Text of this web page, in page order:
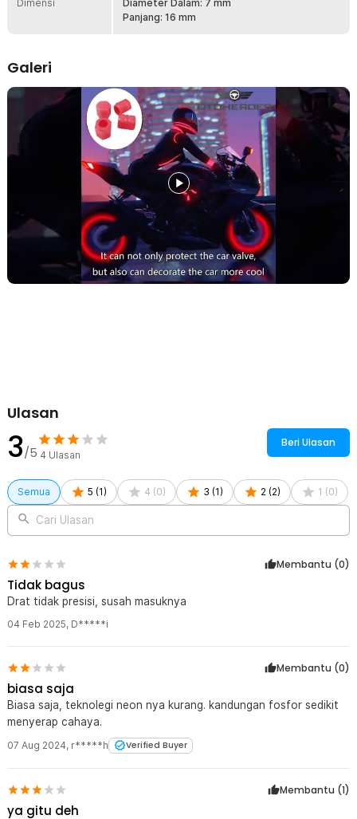
tekanan angin dan mencegah masuknya kotoran ke dalam ban.
Pancaran Cahaya Neon
Saat ada cahaya, tutup pentil ban ini akan menyerap cahaya
tersebut dan memancarkannya kembali. Cahaya neon akan tampak
semakin keren saat roda kendaraan berputar, terutama di malam
hari.
Desain Dua Layer
Tidak hanya efek cahaya neon yang membuat tutup pentil ban
kendaraan ini patut Anda miliki, tetapi juga desain dua layernya yang
tampak berbeda. Desain dua layer ini membuat pancaran cahaya
neon semakin cantik.
Lindungi Katup Ban
Selain sentuhan gaya, tutup pentil ban juga berfungsi untuk menjaga
tekanan angin ban agar tetap stabil. Kotoran, debu, dan air tidak
akan masuk dengan mudah sehingga dapat mencegah korosi atau
Anda bisa menggunakan tutup pentil ban ini pada mobil atau motor.
Hal ini berkat rancangannya yang telah disesuaikan dengan ukuran
katup ban universal. Namun, ada baiknya untuk memeriksa
kesesuaian katup ban kendaraan Anda sebelum melakukan
Kelengkapan Produk
Valve Cap - F8
Dimensi
Diameter Dalam: 7 mm
Panjang: 16 mm
Galeri
Ulasan
3/5 4 Ulasan
Beri Ulasan
Semua 5 (1 ) 4 (0) 3 (1 ) 2 (2) 1 (0)
Cari Ulasan
Membantu (0)
Tidak bagus
Drat tidak presisi, susah masuknya
04 Feb 2025, D*****i
Membantu (0)
biasa saja
Biasa saja, teknolegi neon nya kurang. kandungan fosfor sedikit
menyerap cahaya.
07 Aug 2024, r*****h Verified Buyer
Membantu (1)
ya gitu deh